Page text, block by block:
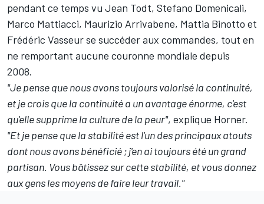
pendant ce temps vu Jean Todt, Stefano Domenicali,
Marco Mattiacci, Maurizio Arrivabene, Mattia Binotto et
Frédéric Vasseur se succéder aux commandes, tout en
ne remportant aucune couronne mondiale depuis
2008.
"Je pense que nous avons toujours valorisé la continuité,
et je crois que la continuité a un avantage énorme, c'est
qu'elle supprime la culture de la peur", explique Horner.
"Et je pense que la stabilité est l'un des principaux atouts
dont nous avons bénéficié ; j'en ai toujours été un grand
partisan. Vous bâtissez sur cette stabilité, et vous donnez
aux gens les moyens de faire leur travail."